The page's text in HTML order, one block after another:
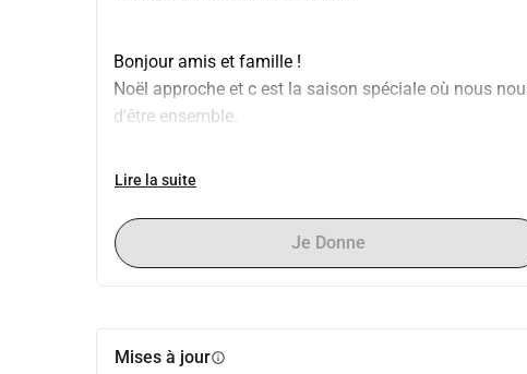
Bonjour amis et famille !
Noël approche et c est la saison spéciale où nous
d'être ensemble.
Alors que les décorations de Noël s'installent autour
pourquoi cette année, je me suis associé à Po
enfants et adolescents dans l'espoir de partager la
澳) avec environ 60 enfants et 15 gardiens, et je
Lire la suite
Je Donne
Mises à jourinfo